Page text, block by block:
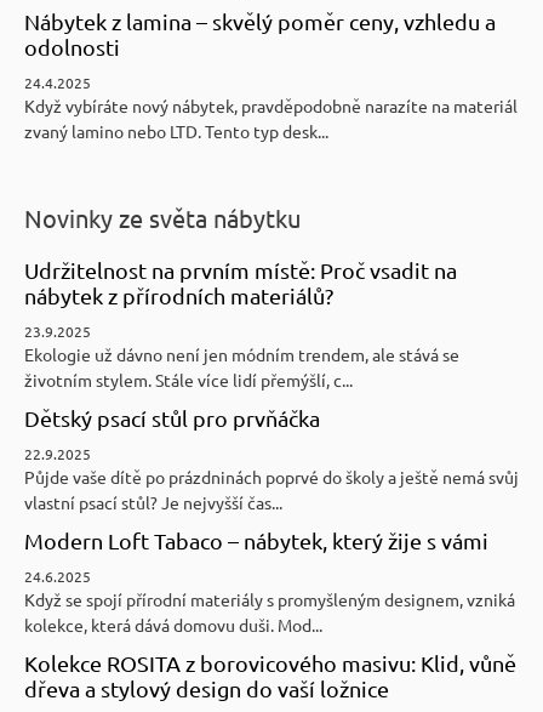
Nábytek z lamina – skvělý poměr ceny, vzhledu a
odolnosti
24.4.2025
Když vybíráte nový nábytek, pravděpodobně narazíte na materiál
zvaný lamino nebo LTD. Tento typ desk...
Novinky ze světa nábytku
Udržitelnost na prvním místě: Proč vsadit na
nábytek z přírodních materiálů?
23.9.2025
Ekologie už dávno není jen módním trendem, ale stává se
životním stylem. Stále více lidí přemýšlí, c...
Dětský psací stůl pro prvňáčka
22.9.2025
Půjde vaše dítě po prázdninách poprvé do školy a ještě nemá svůj
vlastní psací stůl? Je nejvyšší čas...
Modern Loft Tabaco – nábytek, který žije s vámi
24.6.2025
Když se spojí přírodní materiály s promyšleným designem, vzniká
kolekce, která dává domovu duši. Mod...
Kolekce ROSITA z borovicového masivu: Klid, vůně
dřeva a stylový design do vaší ložnice